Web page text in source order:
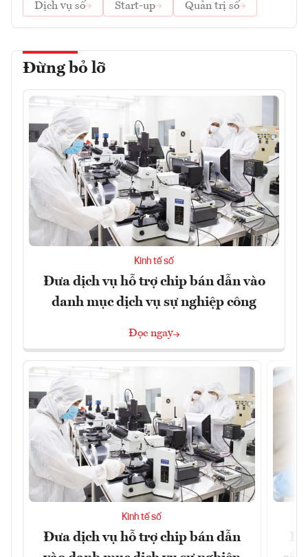
Dịch vụ số
Start-up Quản trị số
Đừng bỏ lỡ
Kinh tế số
Đưa dịch vụ hỗ trợ chip bán dẫn vào
danh mục dịch vụ sự nghiệp công
Đọc ngay
Kinh tế số
Đưa dịch vụ hỗ trợ chip bán dẫn